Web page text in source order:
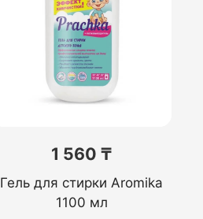
1 560 ₸
Гель для стирки Aromika
1100 мл